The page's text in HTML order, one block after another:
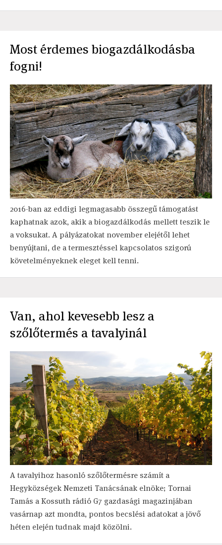
Most érdemes biogazdálkodásba
fogni!
2016-ban az eddigi legmagasabb összegű támogatást
kaphatnak azok, akik a biogazdálkodás mellett teszik le
a voksukat. A pályázatokat november elejétől lehet
benyújtani, de a termesztéssel kapcsolatos szigorú
követelményeknek eleget kell tenni.
Van, ahol kevesebb lesz a
szőlőtermés a tavalyinál
A tavalyihoz hasonló szőlőtermésre számít a
Hegyközségek Nemzeti Tanácsának elnöke; Tornai
Tamás a Kossuth rádió G7 gazdasági magazinjában
vasárnap azt mondta, pontos becslési adatokat a jövő
héten elején tudnak majd közölni.